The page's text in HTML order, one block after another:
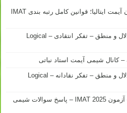
نحوه رتبه بندی داوطلبان در آزمون آیمت ایتالیا؛ قوانین کامل رتبه بندی IMAT
نمونه سوالات آیمت ایتالیا – استدلال و منطق – تفکر انتقادی – Logical
– کانال شیمی آیمت استاد نباتی
نمونه سوالات آیمت ایتالیا – استدلال و منطق – تفکر نقادانه – Logical
پاسخ سوالات آیمت ۲۰۲۵ ایتالیا – آزمون IMAT 2025 – پاسخ سوالات شیمی